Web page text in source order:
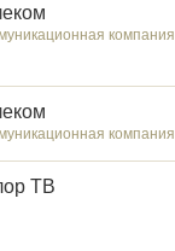
компания
компания
ТВ